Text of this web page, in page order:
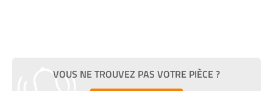
VOUS NE TROUVEZ PAS VOTRE PIÈCE ?